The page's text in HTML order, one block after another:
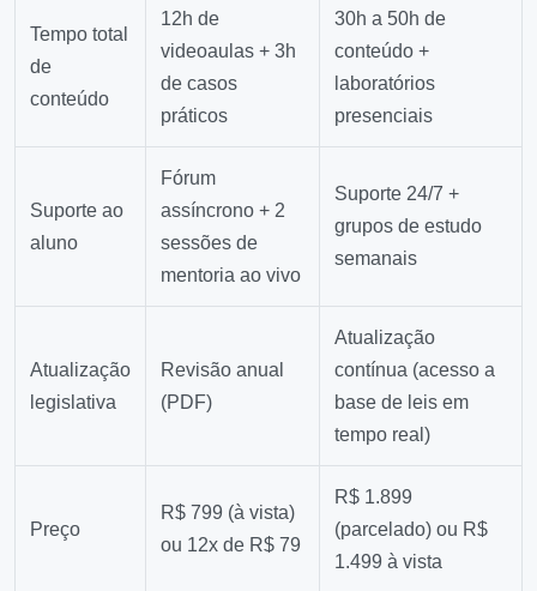
Tempo total
de
conteúdo
12h de
videoaulas + 3h
de casos
práticos
30h a 50h de
conteúdo +
laboratórios
presenciais
Suporte ao
aluno
Fórum
assíncrono + 2
sessões de
mentoria ao vivo
Suporte 24/7 +
grupos de estudo
semanais
Atualização
legislativa
Revisão anual
(PDF)
Atualização
contínua (acesso a
base de leis em
tempo real)
Preço
R$ 799 (à vista)
ou 12x de R$ 79
R$ 1.899
(parcelado) ou R$
1.499 à vista